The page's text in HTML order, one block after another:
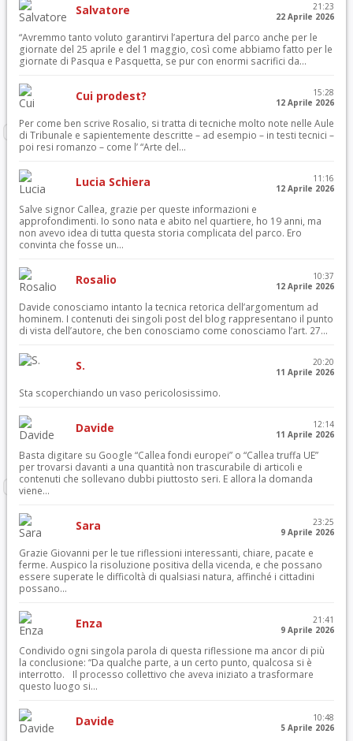
Salvatore
21:23
22 Aprile 2026
“Avremmo tanto voluto garantirvi l’apertura del parco anche per le
giornate del 25 aprile e del 1 maggio, così come abbiamo fatto per le
giornate di Pasqua e Pasquetta, se pur con enormi sacrifici da...
Cui prodest?
15:28
12 Aprile 2026
Per come ben scrive Rosalio, si tratta di tecniche molto note nelle Aule
di Tribunale e sapientemente descritte – ad esempio – in testi tecnici –
poi resi romanzo – come l’ “Arte del...
Lucia Schiera
11:16
12 Aprile 2026
Salve signor Callea, grazie per queste informazioni e
approfondimenti. Io sono nata e abito nel quartiere, ho 19 anni, ma
non avevo idea di tutta questa storia complicata del parco. Ero
convinta che fosse un...
Rosalio
10:37
12 Aprile 2026
Davide conosciamo intanto la tecnica retorica dell’argomentum ad
hominem. I contenuti dei singoli post del blog rappresentano il punto
di vista dell’autore, che ben conosciamo come conosciamo l’art. 27...
S.
20:20
11 Aprile 2026
Sta scoperchiando un vaso pericolosissimo.
Davide
12:14
11 Aprile 2026
Basta digitare su Google “Callea fondi europei” o “Callea truffa UE”
per trovarsi davanti a una quantità non trascurabile di articoli e
contenuti che sollevano dubbi piuttosto seri. E allora la domanda
viene...
Sara
23:25
9 Aprile 2026
Grazie Giovanni per le tue riflessioni interessanti, chiare, pacate e
ferme. Auspico la risoluzione positiva della vicenda, e che possano
essere superate le difficoltà di qualsiasi natura, affinché i cittadini
possano...
Enza
21:41
9 Aprile 2026
Condivido ogni singola parola di questa riflessione ma ancor di più
la conclusione: “Da qualche parte, a un certo punto, qualcosa si è
interrotto. Il processo collettivo che aveva iniziato a trasformare
questo luogo si...
Davide
10:48
5 Aprile 2026